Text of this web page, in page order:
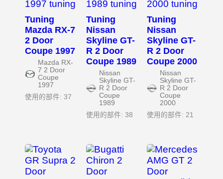
Tuning
Mazda RX-7
2 Door
Coupe 1997
Mazda RX-
7 2 Door
Coupe
1997
使用的部件: 37
Tuning
Nissan
Skyline GT-
R 2 Door
Coupe 1989
Nissan
Skyline GT-
R 2 Door
Coupe
1989
使用的部件: 38
Tuning
Nissan
Skyline GT-
R 2 Door
Coupe 2000
Nissan
Skyline GT-
R 2 Door
Coupe
2000
使用的部件: 21